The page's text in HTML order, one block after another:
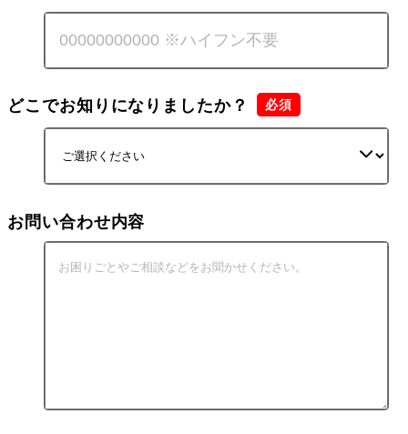
どこでお知りになりましたか？
お問い合わせ内容